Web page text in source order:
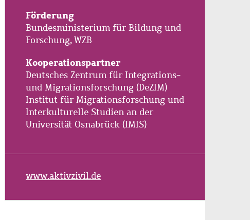
Förderung
Bundesministerium für Bildung und
Forschung, WZB
Kooperationspartner
Deutsches Zentrum für Integrations-
und Migrationsforschung (DeZIM)
Institut für Migrationsforschung und
Interkulturelle Studien an der
Universität Osnabrück (IMIS)
www.aktivzivil.de